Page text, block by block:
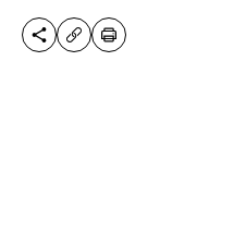
SHARE THIS PAGE
COPY URL
PRINT